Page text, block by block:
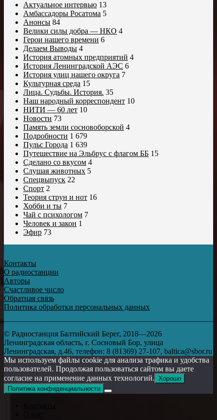
Актуальное интервью 13
Амбассадоры Росатома 5
Анонсы 84
Велики силы добра — НКО 4
Герои нашего времени 6
Делаем Выводы 4
История атомных предприятий 4
История Ленинградской АЭС 6
История улиц нашего округа 7
Культурная среда 15
Лица. Судьбы. История. 35
Наш народный корреспондент 10
НИТИ — 60 лет 10
Новости 73
Память земли сосновоборской 4
Подробности 1 679
Пульс Города 1 639
Путешествие на Эльбрус с флагом ББ 15
Сделано со вкусом 4
Слушая животных 5
Спецвыпуск 22
Спорт 2
Теория струн и нот 16
Хобби и ты 7
Чай с психологом 7
Человек и закон 1
Эфир 73
Контакты
О радиостанции
Авторы
Счастливое число
Обратная связь
Политика обработки персональных данных
© Радиостанция Балтийский Берег, 2018—2026
Ленинградская область, г. Сосновый Бор, улица
Ленинградская, д.46, телефон: 8 (81369) 27-107, baltica@sbor.ru
Мы используем файлы cookie для анализа трафика и удобства
пользователей. Продолжая пользоваться сайтом вы даете
согласие на применение данных технологий. Хорошо
Политика конфиденциальности